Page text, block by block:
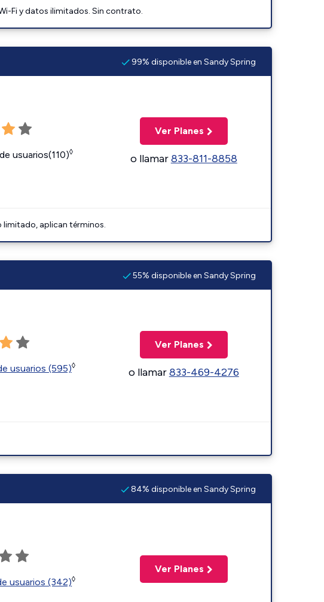
Fi y datos ilimitados. Sin contrato.
99% disponible en Sandy Spring
usuarios(110)◊
Ver Planes
o llamar833-811-8858
limitado, aplican términos.
55% disponible en Sandy Spring
usuarios (595)◊
Ver Planes
o llamar833-469-4276
84% disponible en Sandy Spring
usuarios (342)◊
Ver Planes